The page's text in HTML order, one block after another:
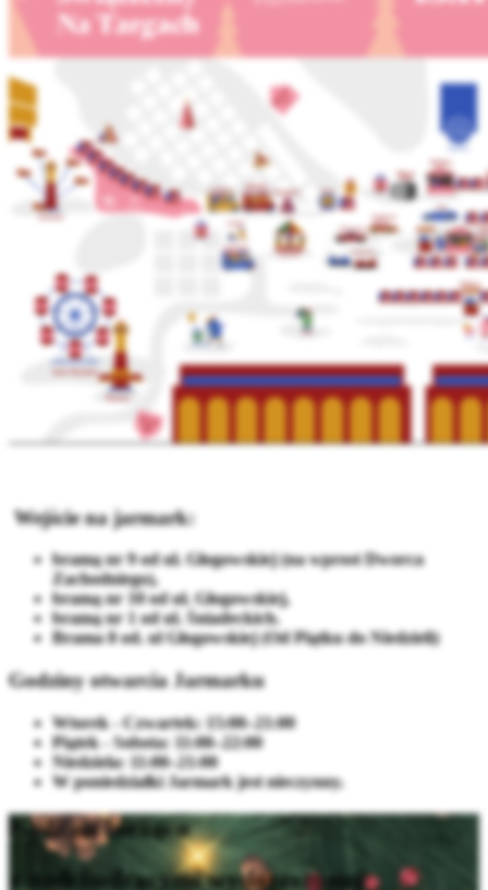
Wejście na jarmark:
bramą nr 9 od ul. Głogowskiej (na wprost Dworca
Zachodniego),
bramą nr 10 od ul. Głogowskiej,
bramą nr 1 od ul. Śniadeckich.
Brama 8 od. ul Głogowskiej (Od Piątku do Niedzieli)
Godziny otwarcia Jarmarku
Wtorek - Czwartek: 15:00–21:00
Piątek - Sobota: 11:00–22:00
Niedziela: 11:00–21:00
W poniedziałki Jarmark jest nieczynny.
Bądź na bieżąco
z nadchodzącymi wydarzeniami